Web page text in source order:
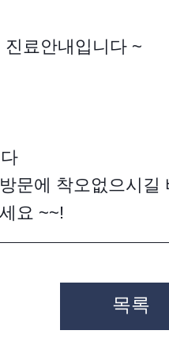
료안내입니다 ~
문에 착오없으시길
요 ~~!
목록